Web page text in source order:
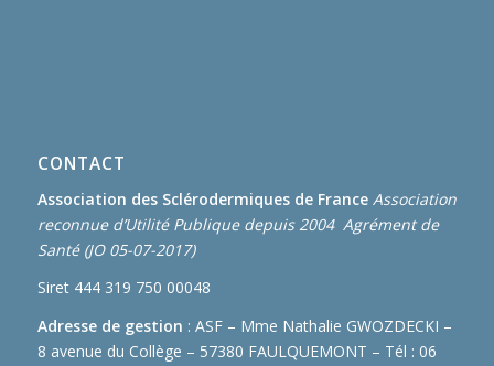
CONTACT
Association des Sclérodermiques de France Association
reconnue d’Utilité Publique depuis 2004 Agrément de
Santé (JO 05-07-2017)
Siret 444 319 750 00048
Adresse de gestion : ASF – Mme Nathalie GWOZDECKI –
8 avenue du Collège – 57380 FAULQUEMONT – Tél : 06